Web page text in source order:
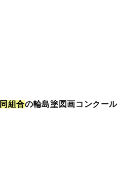
同 組合の輪島塗図画コンクール